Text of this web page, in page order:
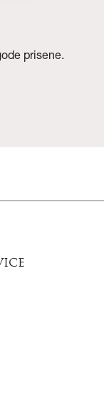
prisene.